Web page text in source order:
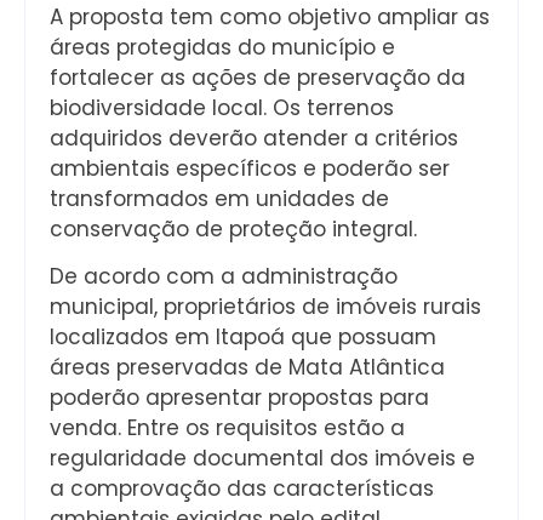
A proposta tem como objetivo ampliar as
áreas protegidas do município e
fortalecer as ações de preservação da
biodiversidade local. Os terrenos
adquiridos deverão atender a critérios
ambientais específicos e poderão ser
transformados em unidades de
conservação de proteção integral.
De acordo com a administração
municipal, proprietários de imóveis rurais
localizados em Itapoá que possuam
áreas preservadas de Mata Atlântica
poderão apresentar propostas para
venda. Entre os requisitos estão a
regularidade documental dos imóveis e
a comprovação das características